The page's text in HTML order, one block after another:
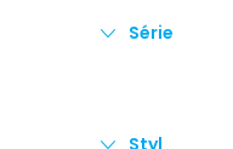
Série
Styl